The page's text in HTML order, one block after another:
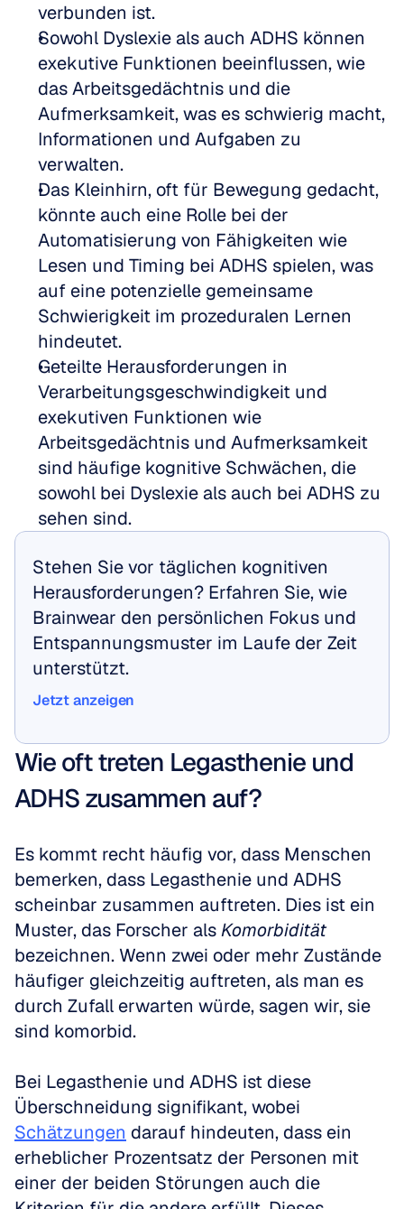
verbunden ist.
Sowohl Dyslexie als auch ADHS können
exekutive Funktionen beeinflussen, wie
das Arbeitsgedächtnis und die
Aufmerksamkeit, was es schwierig macht,
Informationen und Aufgaben zu
verwalten.
Das Kleinhirn, oft für Bewegung gedacht,
könnte auch eine Rolle bei der
Automatisierung von Fähigkeiten wie
Lesen und Timing bei ADHS spielen, was
auf eine potenzielle gemeinsame
Schwierigkeit im prozeduralen Lernen
hindeutet.
Geteilte Herausforderungen in
Verarbeitungsgeschwindigkeit und
exekutiven Funktionen wie
Arbeitsgedächtnis und Aufmerksamkeit
sind häufige kognitive Schwächen, die
sowohl bei Dyslexie als auch bei ADHS zu
sehen sind.
Stehen Sie vor täglichen kognitiven
Herausforderungen? Erfahren Sie, wie
Brainwear den persönlichen Fokus und
Entspannungsmuster im Laufe der Zeit
unterstützt.
Jetzt anzeigen
Wie oft treten Legasthenie und
ADHS zusammen auf?
Es kommt recht häufig vor, dass Menschen
bemerken, dass Legasthenie und ADHS
scheinbar zusammen auftreten. Dies ist ein
Muster, das Forscher als Komorbidität
bezeichnen. Wenn zwei oder mehr Zustände
häufiger gleichzeitig auftreten, als man es
durch Zufall erwarten würde, sagen wir, sie
sind komorbid.
Bei Legasthenie und ADHS ist diese
Schätzungen darauf hindeuten, dass ein
erheblicher Prozentsatz der Personen mit
einer der beiden Störungen auch die